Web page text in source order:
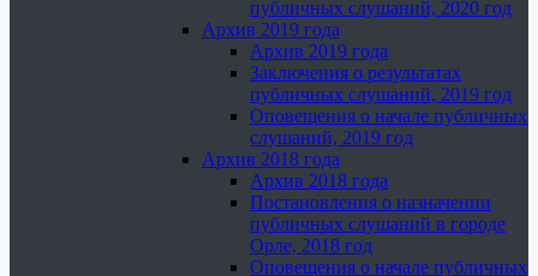
публичных слушаний, 2020 год
Архив 2019 года
Архив 2019 года
Заключения о результатах
публичных слушаний, 2019 год
Оповещения о начале публичных
слушаний, 2019 год
Архив 2018 года
Архив 2018 года
Постановления о назначении
публичных слушаний в городе
Орле, 2018 год
Оповещения о начале публичных